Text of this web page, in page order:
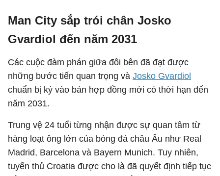
Man City sắp trói chân Josko
Gvardiol đến năm 2031
Các cuộc đàm phán giữa đôi bên đã đạt được
những bước tiến quan trọng và Josko Gvardiol
chuẩn bị ký vào bản hợp đồng mới có thời hạn đến
năm 2031.
Trung vệ 24 tuổi từng nhận được sự quan tâm từ
hàng loạt ông lớn của bóng đá châu Âu như Real
Madrid, Barcelona và Bayern Munich. Tuy nhiên,
tuyển thủ Croatia được cho là đã quyết định tiếp tục